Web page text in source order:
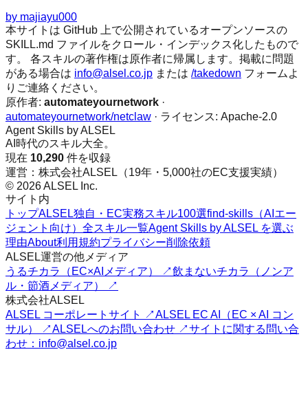
by majiayu000
本サイトは GitHub 上で公開されているオープンソースの
SKILL.md ファイルをクロール・インデックス化したもので
す。 各スキルの著作権は原作者に帰属します。掲載に問題
がある場合は info@alsel.co.jp または /takedown フォームよ
りご連絡ください。
原作者: automateyournetwork ·
automateyournetwork/netclaw · ライセンス: Apache-2.0
Agent Skills by ALSEL
AI時代のスキル大全。
現在 10,290 件を収録
運営：株式会社ALSEL（19年・5,000社のEC支援実績）
© 2026 ALSEL Inc.
サイト内
トップALSEL独自・EC実務スキル100選find-skills（AIエー
ジェント向け） 全スキル一覧Agent Skills by ALSEL を選ぶ
理由About利用規約プライバシー削除依頼
ALSEL運営の他メディア
うるチカラ（EC×AIメディア） ↗飲まないチカラ（ノンア
ル・節酒メディア） ↗
株式会社ALSEL
ALSEL コーポレートサイト ↗ALSEL EC AI（EC × AI コン
サル） ↗ALSELへのお問い合わせ ↗サイトに関する問い合
わせ：info@alsel.co.jp